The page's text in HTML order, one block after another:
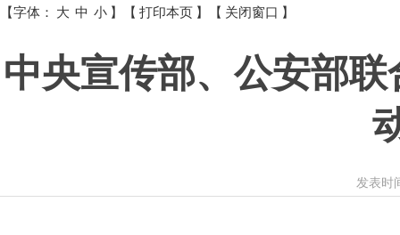
【字体： 大 中 小 】 【 打印本页 】 【 关闭窗口 】
中央宣传部、公安部
发表时